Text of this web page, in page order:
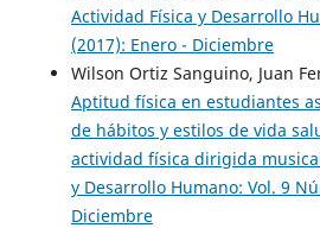
Actividad Física y Desarrollo
(2017): Enero - Diciembre
Wilson Ortiz Sanguino, Juan
Aptitud física en estudiantes
de hábitos y estilos de vida
actividad física dirigida
y Desarrollo Humano: Vol. 9
Diciembre